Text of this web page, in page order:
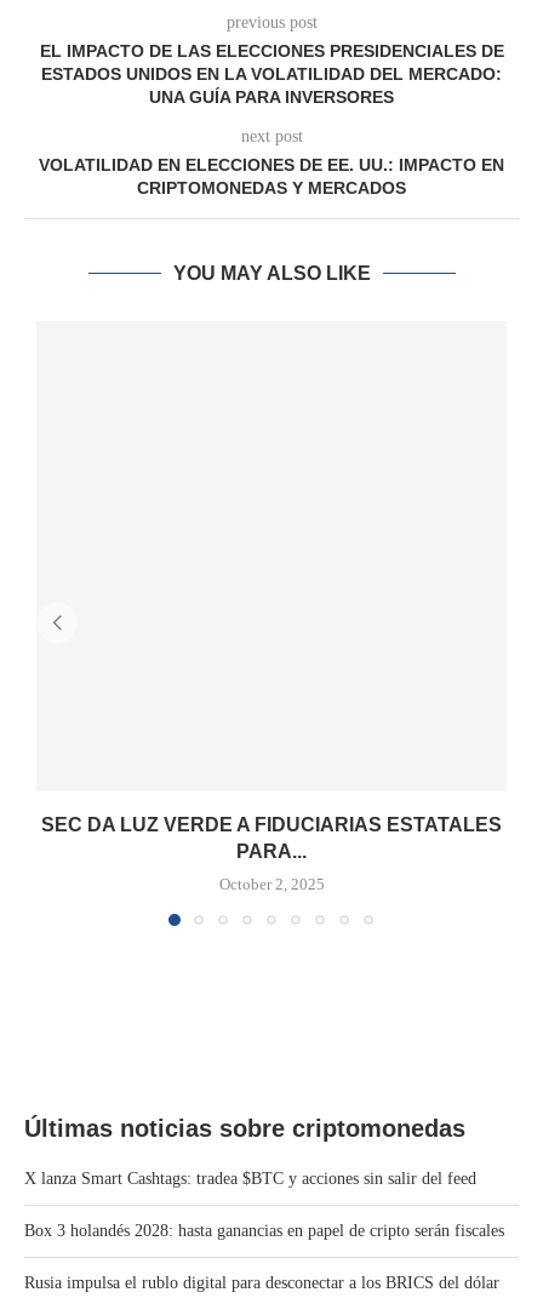
previous post
EL IMPACTO DE LAS ELECCIONES PRESIDENCIALES DE
ESTADOS UNIDOS EN LA VOLATILIDAD DEL MERCADO:
UNA GUÍA PARA INVERSORES
next post
VOLATILIDAD EN ELECCIONES DE EE. UU.: IMPACTO EN
CRIPTOMONEDAS Y MERCADOS
YOU MAY ALSO LIKE
SEC DA LUZ VERDE A FIDUCIARIAS ESTATALES
PARA...
October 2, 2025
Últimas noticias sobre criptomonedas
X lanza Smart Cashtags: tradea $BTC y acciones sin salir del feed
Box 3 holandés 2028: hasta ganancias en papel de cripto serán fiscales
Rusia impulsa el rublo digital para desconectar a los BRICS del dólar